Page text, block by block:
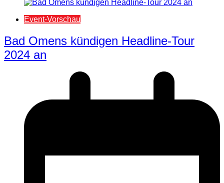
Event-Vorschau
Bad Omens kündigen Headline-Tour
2024 an